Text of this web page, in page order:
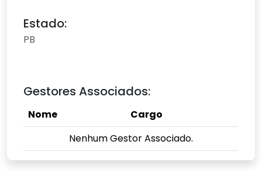
Estado:
PB
Gestores Associados:
Nome
Cargo
Nenhum Gestor Associado.